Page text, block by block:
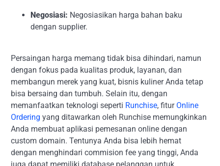
Negosiasi: Negosiasikan harga bahan baku
dengan supplier.
Persaingan harga memang tidak bisa dihindari, namun
dengan fokus pada kualitas produk, layanan, dan
membangun merek yang kuat, bisnis kuliner Anda tetap
bisa bersaing dan tumbuh. Selain itu, dengan
memanfaatkan teknologi seperti Runchise, fitur Online
Ordering yang ditawarkan oleh Runchise memungkinkan
Anda membuat aplikasi pemesanan online dengan
custom domain. Tentunya Anda bisa lebih hemat
dengan menghindari commision fee yang tinggi, Anda